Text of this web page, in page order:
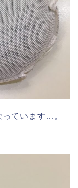
ています…。